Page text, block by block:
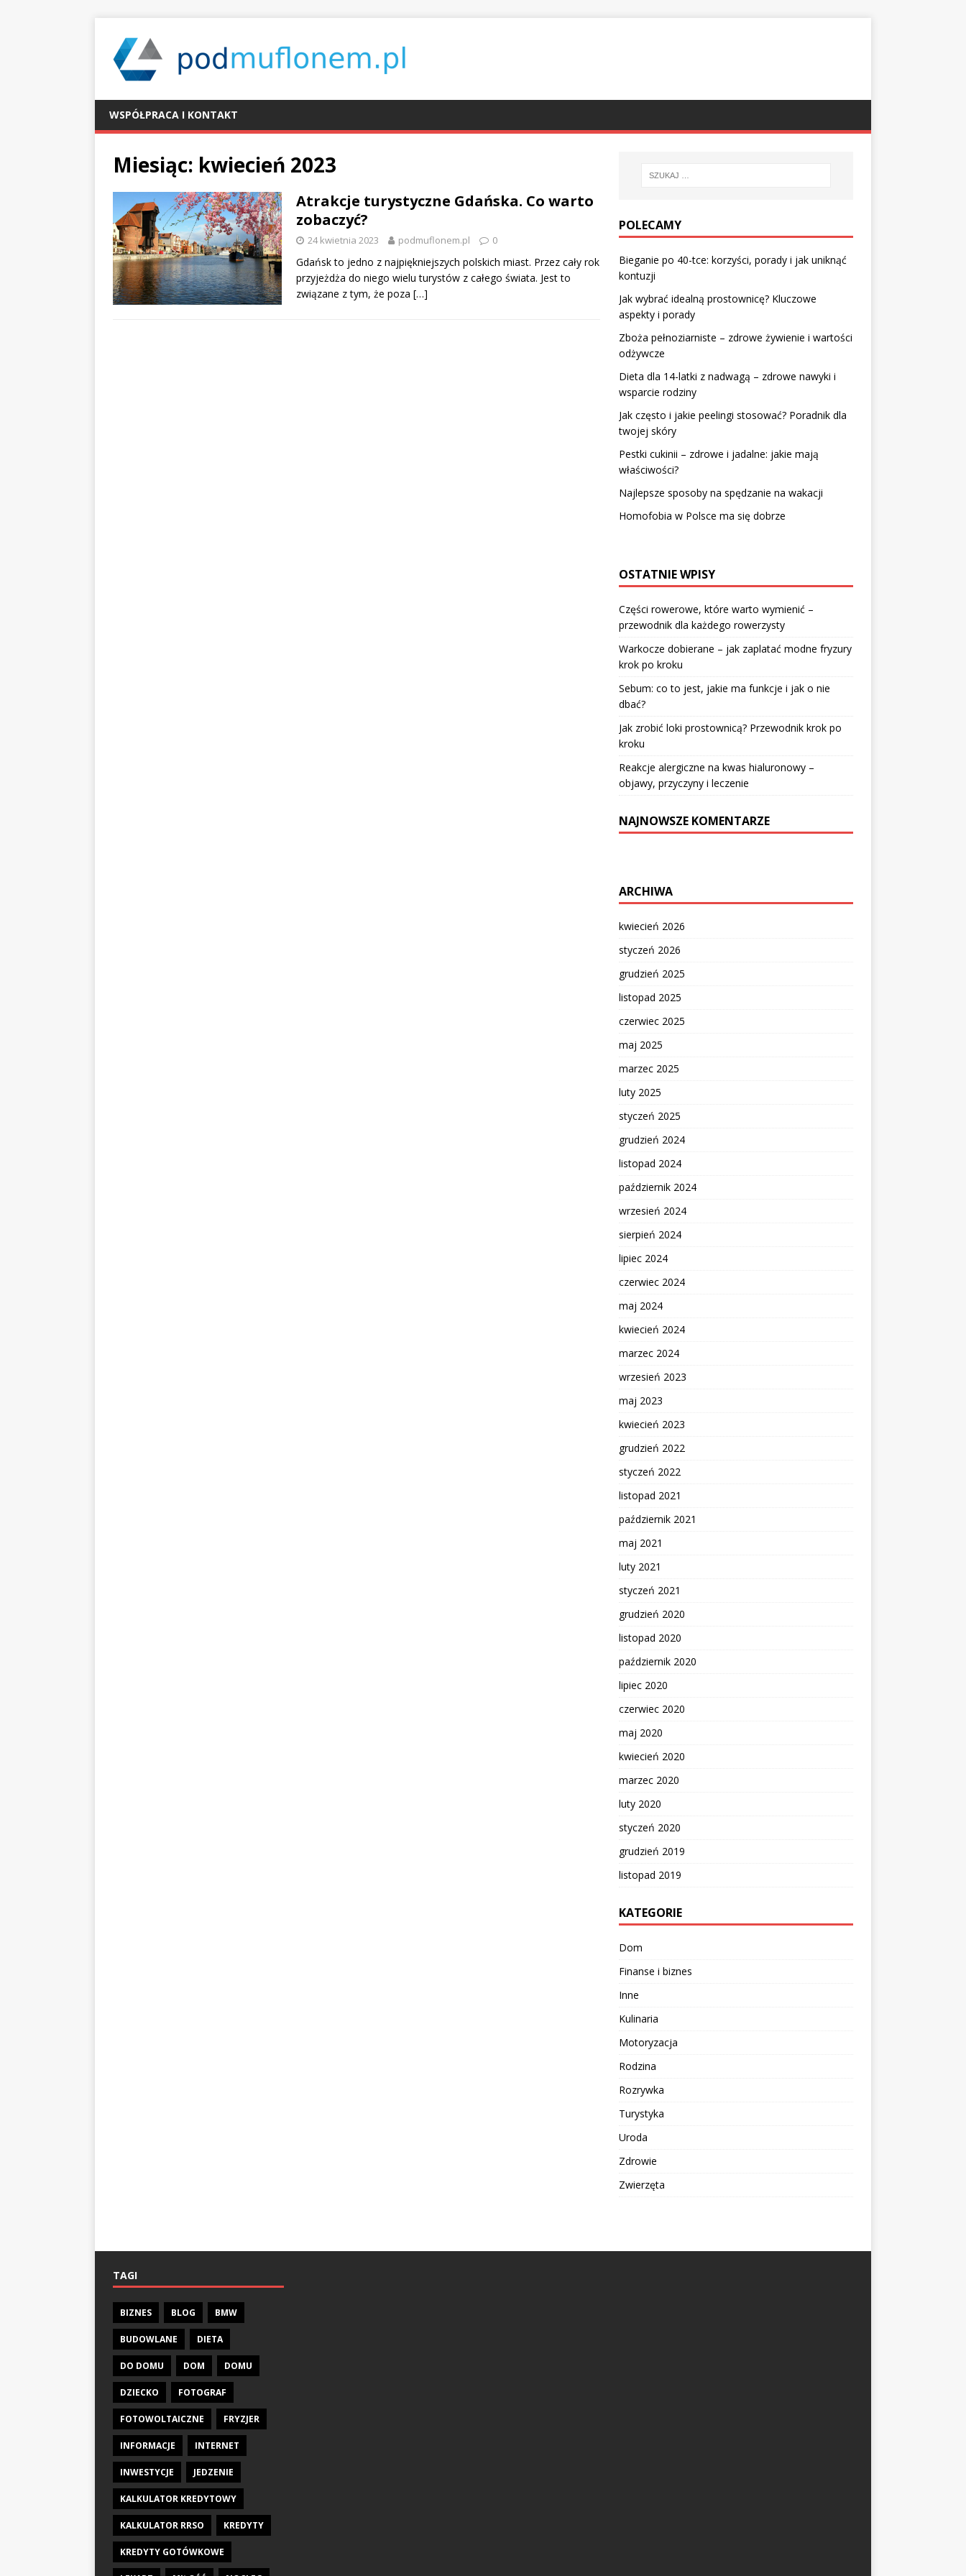
WSPÓŁPRACA I KONTAKT
Miesiąc: kwiecień 2023
Atrakcje turystyczne Gdańska. Co warto
zobaczyć?
24 kwietnia 2023 podmuflonem.pl 0
Gdańsk to jedno z najpiękniejszych polskich miast. Przez cały rok
przyjeżdża do niego wielu turystów z całego świata. Jest to
związane z tym, że poza […]
POLECAMY
Bieganie po 40-tce: korzyści, porady i jak uniknąć
kontuzji
Jak wybrać idealną prostownicę? Kluczowe
aspekty i porady
Zboża pełnoziarniste – zdrowe żywienie i wartości
odżywcze
Dieta dla 14-latki z nadwagą – zdrowe nawyki i
wsparcie rodziny
Jak często i jakie peelingi stosować? Poradnik dla
twojej skóry
Pestki cukinii – zdrowe i jadalne: jakie mają
właściwości?
Najlepsze sposoby na spędzanie na wakacji
Homofobia w Polsce ma się dobrze
OSTATNIE WPISY
Części rowerowe, które warto wymienić –
przewodnik dla każdego rowerzysty
Warkocze dobierane – jak zaplatać modne fryzury
krok po kroku
Sebum: co to jest, jakie ma funkcje i jak o nie
dbać?
Jak zrobić loki prostownicą? Przewodnik krok po
kroku
Reakcje alergiczne na kwas hialuronowy –
objawy, przyczyny i leczenie
NAJNOWSZE KOMENTARZE
ARCHIWA
kwiecień 2026
styczeń 2026
grudzień 2025
listopad 2025
czerwiec 2025
maj 2025
marzec 2025
luty 2025
styczeń 2025
grudzień 2024
listopad 2024
październik 2024
wrzesień 2024
sierpień 2024
lipiec 2024
czerwiec 2024
maj 2024
kwiecień 2024
marzec 2024
wrzesień 2023
maj 2023
kwiecień 2023
grudzień 2022
styczeń 2022
listopad 2021
październik 2021
maj 2021
luty 2021
styczeń 2021
grudzień 2020
listopad 2020
październik 2020
lipiec 2020
czerwiec 2020
maj 2020
kwiecień 2020
marzec 2020
luty 2020
styczeń 2020
grudzień 2019
listopad 2019
KATEGORIE
Dom
Finanse i biznes
Inne
Kulinaria
Motoryzacja
Rodzina
Rozrywka
Turystyka
Uroda
Zdrowie
Zwierzęta
TAGI
BIZNES BLOG BMW
BUDOWLANE DIETA
DO DOMU DOM DOMU
DZIECKO FOTOGRAF
FOTOWOLTAICZNE FRYZJER
INFORMACJE INTERNET
INWESTYCJE JEDZENIE
KALKULATOR KREDYTOWY
KALKULATOR RRSO KREDYTY
KREDYTY GOTÓWKOWE